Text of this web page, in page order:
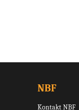
NBF
Kontakt NBF